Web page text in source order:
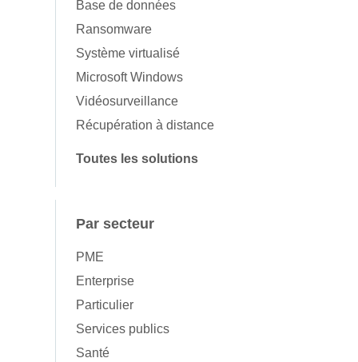
Base de données
Ransomware
Système virtualisé
Microsoft Windows
Vidéosurveillance
Récupération à distance
Toutes les solutions
Par secteur
PME
Enterprise
Particulier
Services publics
Santé